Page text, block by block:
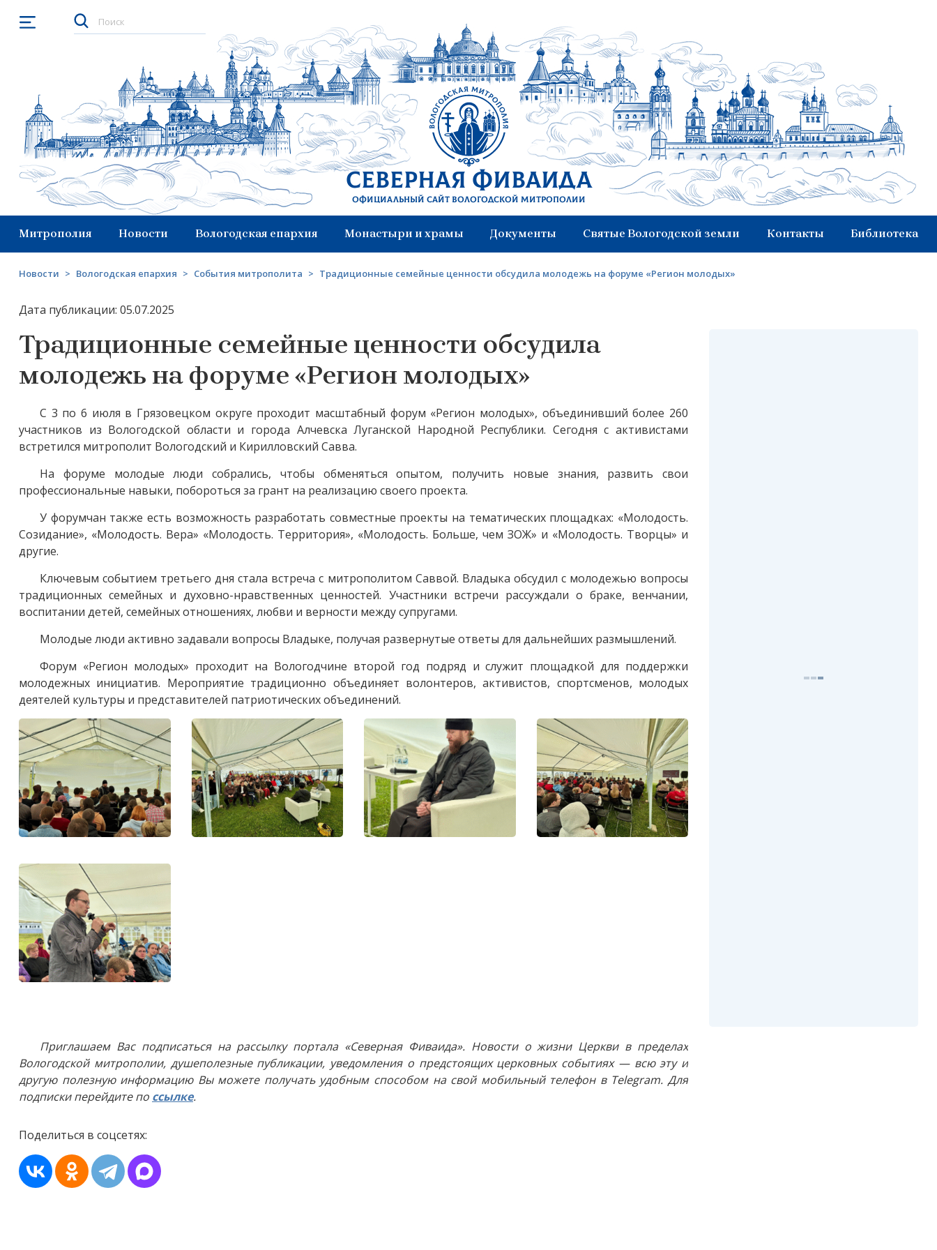
Открыть меню
Северная Фиваида
Официальный сайт Вологодской митрополии
Митрополия Новости Вологодская епархия Монастыри и храмы Документы Святые Вологодской земли Контакты Библиотека
Новости > Вологодская епархия > События митрополита > Традиционные семейные ценности обсудила молодежь на форуме «Регион молодых»
Дата публикации: 05.07.2025
Традиционные семейные ценности обсудила
молодежь на форуме «Регион молодых»
С 3 по 6 июля в Грязовецком округе проходит масштабный форум «Регион молодых», объединивший более 260
участников из Вологодской области и города Алчевска Луганской Народной Республики. Сегодня с активистами
встретился митрополит Вологодский и Кирилловский Савва.
На форуме молодые люди собрались, чтобы обменяться опытом, получить новые знания, развить свои
профессиональные навыки, побороться за грант на реализацию своего проекта.
У форумчан также есть возможность разработать совместные проекты на тематических площадках: «Молодость.
Созидание», «Молодость. Вера» «Молодость. Территория», «Молодость. Больше, чем ЗОЖ» и «Молодость. Творцы» и
другие.
Ключевым событием третьего дня стала встреча с митрополитом Саввой. Владыка обсудил с молодежью вопросы
традиционных семейных и духовно-нравственных ценностей. Участники встречи рассуждали о браке, венчании,
воспитании детей, семейных отношениях, любви и верности между супругами.
Молодые люди активно задавали вопросы Владыке, получая развернутые ответы для дальнейших размышлений.
Форум «Регион молодых» проходит на Вологодчине второй год подряд и служит площадкой для поддержки
молодежных инициатив. Мероприятие традиционно объединяет волонтеров, активистов, спортсменов, молодых
деятелей культуры и представителей патриотических объединений.
Приглашаем Вас подписаться на рассылку портала «Северная Фиваида». Новости о жизни Церкви в пределах
Вологодской митрополии, душеполезные публикации, уведомления о предстоящих церковных событиях — всю эту и
другую полезную информацию Вы можете получать удобным способом на свой мобильный телефон в Telegram. Для
подписки перейдите по ссылке.
Поделиться в соцсетях: